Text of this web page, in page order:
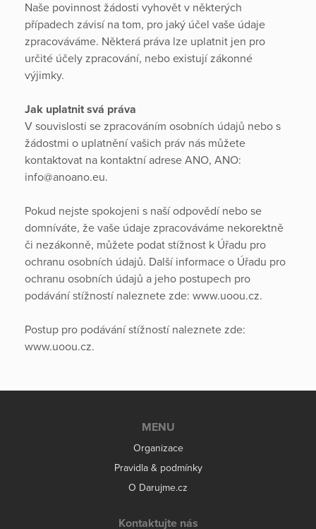
Naše povinnost žádosti vyhovět v některých
případech závisí na tom, pro jaký účel vaše údaje
zpracováváme. Některá práva lze uplatnit jen pro
určité účely zpracování, nebo existují zákonné
výjimky.
Jak uplatnit svá práva
V souvislosti se zpracováním osobních údajů nebo s
žádostmi o uplatnění vašich práv nás můžete
kontaktovat na kontaktní adrese ANO, ANO:
info@anoano.eu.
Pokud nejste spokojeni s naší odpovědí nebo se
domníváte, že vaše údaje zpracováváme nekorektně
či nezákonně, můžete podat stížnost k Úřadu pro
ochranu osobních údajů. Další informace o Úřadu pro
ochranu osobních údajů a jeho postupech pro
podávání stížností naleznete zde: www.uoou.cz.
Postup pro podávání stížností naleznete zde:
www.uoou.cz.
MENU
Organizace
Pravidla & podmínky
O Darujme.cz
Kontaktujte nás